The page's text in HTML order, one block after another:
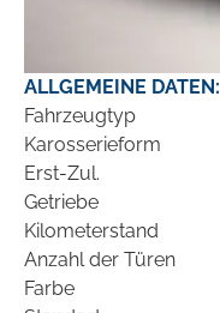
ALLGEMEINE DATEN:
Fahrzeugtyp
Karosserieform
Erst-Zul.
Getriebe
Kilometerstand
Anzahl der Türen
Farbe